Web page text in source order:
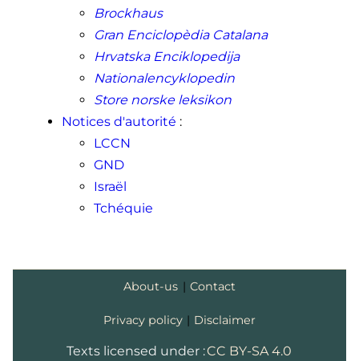
Brockhaus
Gran Enciclopèdia Catalana
Hrvatska Enciklopedija
Nationalencyklopedin
Store norske leksikon
Notices d'autorité :
LCCN
GND
Israël
Tchéquie
About-us | Contact
Privacy policy | Disclaimer
Texts licensed under :CC BY-SA 4.0